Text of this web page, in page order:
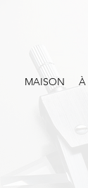
MAISON À